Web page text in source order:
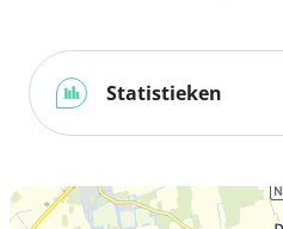
Statistieken